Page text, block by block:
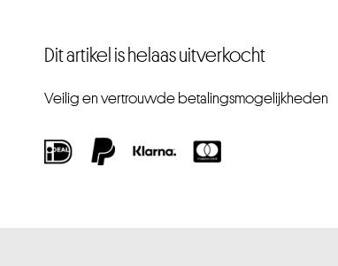
Dit artikel is helaas uitverkocht
Veilig en vertrouwde betalingsmogelijkheden